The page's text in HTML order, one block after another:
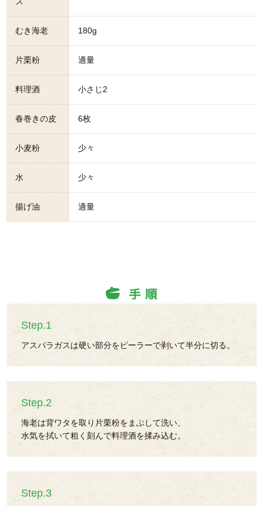
むき海老 180g
片栗粉 適量
料理酒 小さじ2
春巻きの皮 6枚
小麦粉 少々
水 少々
揚げ油 適量
Step.1
アスパラガスは硬い部分をピーラーで剥いて半分に切る。
Step.2
海老は背ワタを取り片栗粉をまぶして洗い、
水気を拭いて粗く刻んで料理酒を揉み込む。
Step.3